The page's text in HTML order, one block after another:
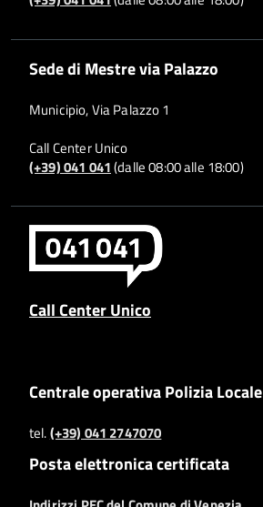
Sede di Mestre via Palazzo
Municipio, Via Palazzo 1
Call Center Unico
(+39) 041 041(dalle 08:00 alle 18:00)
Call Center Unico
Centrale operativa Polizia Locale
tel.(+39) 041 2747070
Posta elettronica certificata